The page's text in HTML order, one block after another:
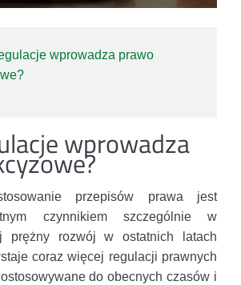
wprowadza prawo
wprowadza
przepisów prawa jest
czynnikiem szczególnie w
prężny rozwój w ostatnich latach
coraz więcej regulacji prawnych
do obecnych czasów i